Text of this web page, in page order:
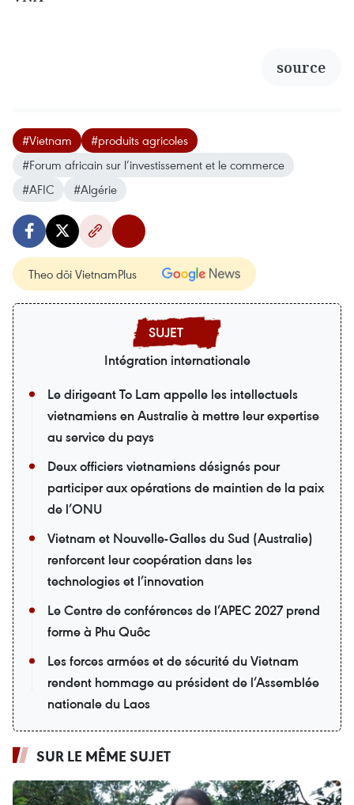
source
#Vietnam
#produits agricoles
#Forum africain sur l’investissement et le commerce
#AFIC
#Algérie
Theo dõi VietnamPlus
Intégration internationale
Le dirigeant To Lam appelle les intellectuels
vietnamiens en Australie à mettre leur expertise
au service du pays
Deux officiers vietnamiens désignés pour
participer aux opérations de maintien de la paix
de l’ONU
Vietnam et Nouvelle-Galles du Sud (Australie)
renforcent leur coopération dans les
technologies et l’innovation
Le Centre de conférences de l’APEC 2027 prend
forme à Phu Quôc
Les forces armées et de sécurité du Vietnam
rendent hommage au président de l’Assemblée
nationale du Laos
SUR LE MÊME SUJET